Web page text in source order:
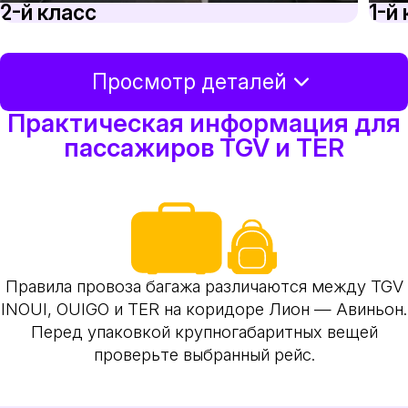
2-й класс 1-й
Просмотр деталей
Практическая информация для
пассажиров TGV и TER
Правила провоза багажа различаются между TGV
INOUI, OUIGO и TER на коридоре Лион — Авиньон.
Перед упаковкой крупногабаритных вещей
проверьте выбранный рейс.